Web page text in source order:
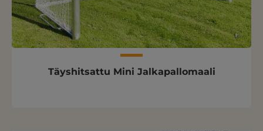
Täyshitsattu Mini Jalkapallomaali